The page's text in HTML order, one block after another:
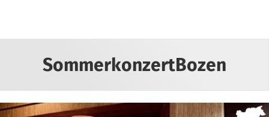
SommerkonzertBozen